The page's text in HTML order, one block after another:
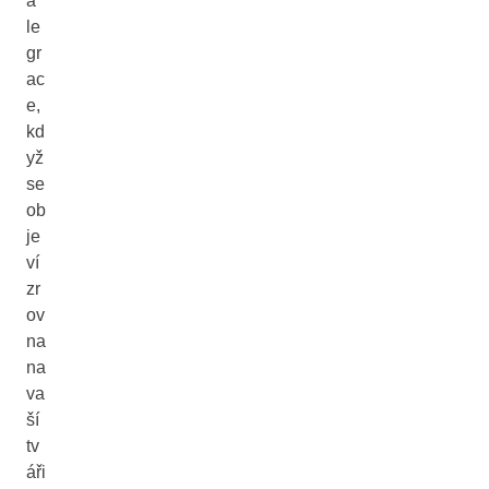
le
gr
ac
e,
kd
yž
se
ob
je
ví
zr
ov
na
na
va
ší
tv
áři